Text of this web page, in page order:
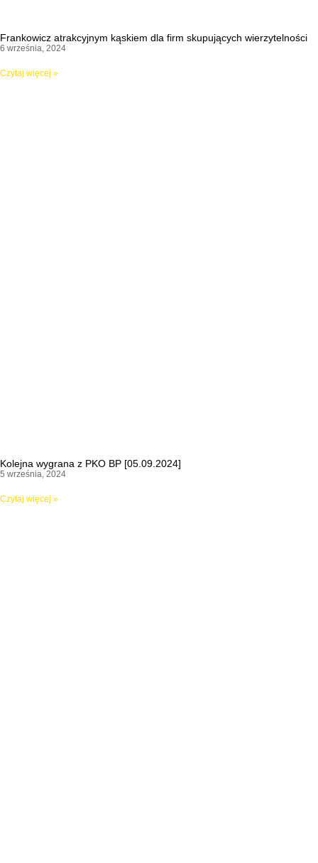
Frankowicz atrakcyjnym kąskiem dla firm skupujących wierzytelności
6 września, 2024
Czytaj więcej »
Kolejna wygrana z PKO BP [05.09.2024]
5 września, 2024
Czytaj więcej »